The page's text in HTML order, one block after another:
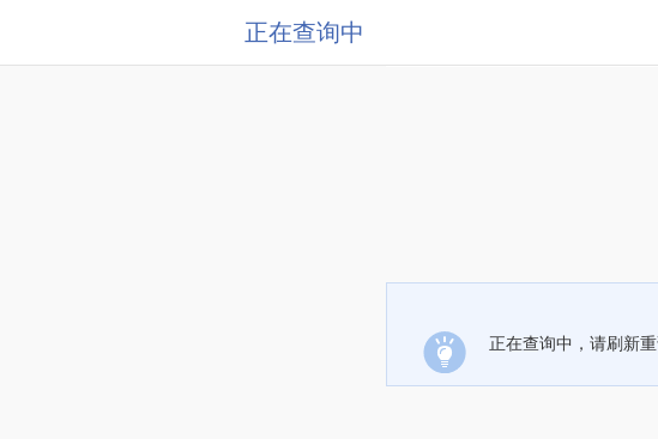
正在查询中
正在查询中，请刷新